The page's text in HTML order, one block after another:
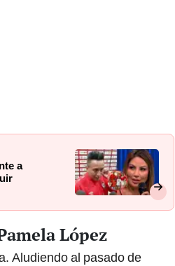
a
López
Aludiendo al pasado de